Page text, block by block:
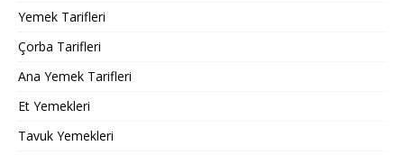
Yemek Tarifleri
Çorba Tarifleri
Ana Yemek Tarifleri
Et Yemekleri
Tavuk Yemekleri